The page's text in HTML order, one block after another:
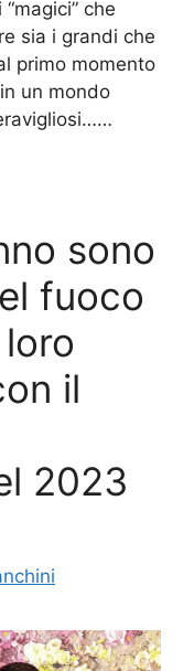
che
sia i grandi che
primo momento
un mondo
sono
fuoco
il
2023